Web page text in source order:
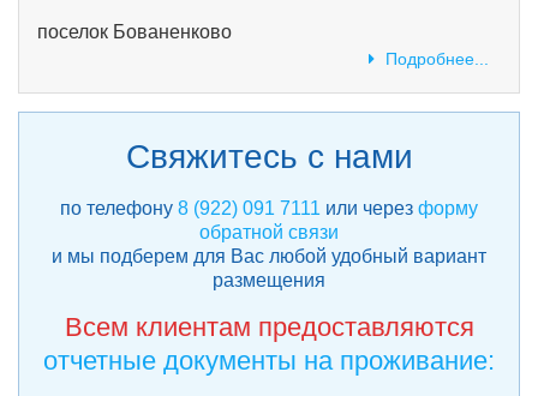
поселок Бованенково
Подробнее...
Свяжитесь с нами
по телефону 8 (922) 091 7111 или через форму
обратной связи
и мы подберем для Вас любой удобный вариант
размещения
Всем клиентам предоставляются
отчетные документы на проживание: